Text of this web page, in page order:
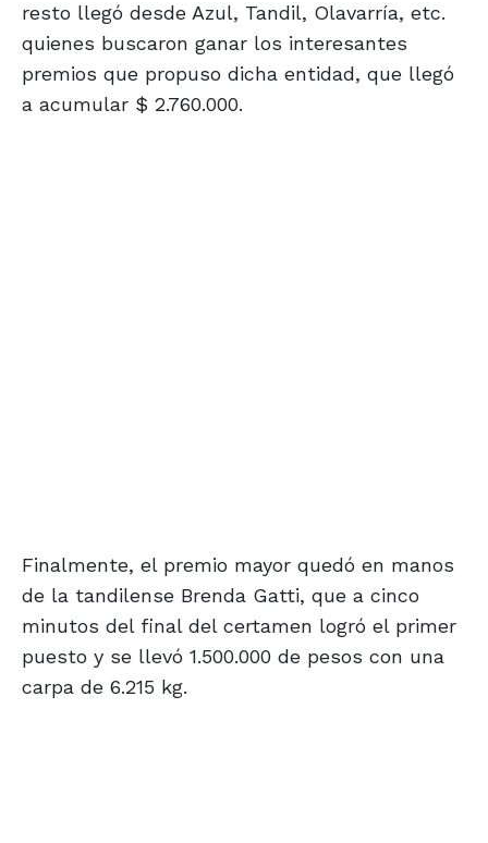
resto llegó desde Azul, Tandil, Olavarría, etc.
quienes buscaron ganar los interesantes
premios que propuso dicha entidad, que llegó
a acumular $ 2.760.000.
Finalmente, el premio mayor quedó en manos
de la tandilense Brenda Gatti, que a cinco
minutos del final del certamen logró el primer
puesto y se llevó 1.500.000 de pesos con una
carpa de 6.215 kg.